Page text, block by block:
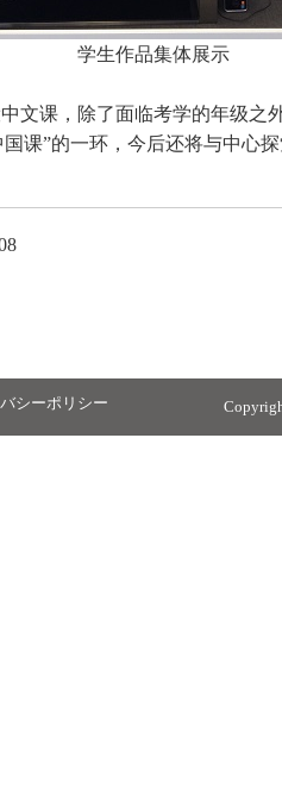
学生作品集体展示
文课，除了面临考学的年级之
课”的一环，今后还将与中心
シーポリシー